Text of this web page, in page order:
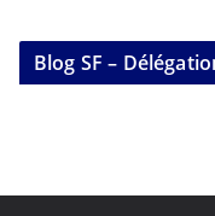
Blog SF –